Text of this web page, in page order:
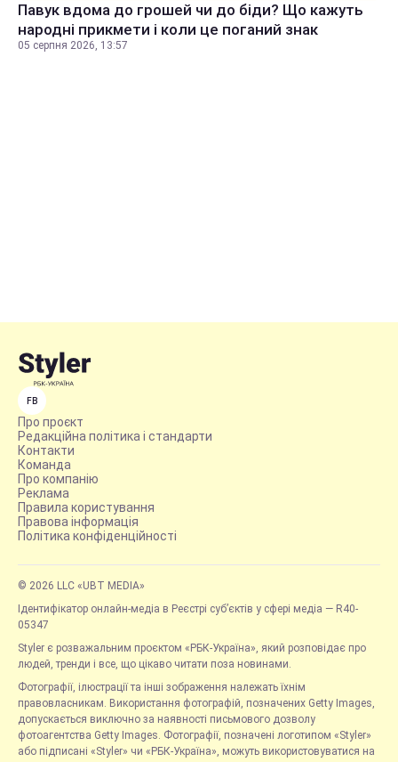
Павук вдома до грошей чи до біди? Що кажуть
народні прикмети і коли це поганий знак
05 серпня 2026, 13:57
FB
Про проєкт
Редакційна політика і стандарти
Контакти
Команда
Про компанію
Реклама
Правила користування
Правова інформація
Політика конфіденційності
© 2026 LLC «UBT MEDIA»
Ідентифікатор онлайн-медіа в Реєстрі суб’єктів у сфері медіа — R40-
05347
Styler є розважальним проєктом «РБК-Україна», який розповідає про
людей, тренди і все, що цікаво читати поза новинами.
Фотографії, ілюстрації та інші зображення належать їхнім
правовласникам. Використання фотографій, позначених Getty Images,
допускається виключно за наявності письмового дозволу
фотоагентства Getty Images. Фотографії, позначені логотипом «Styler»
або підписані «Styler» чи «РБК-Україна», можуть використовуватися на